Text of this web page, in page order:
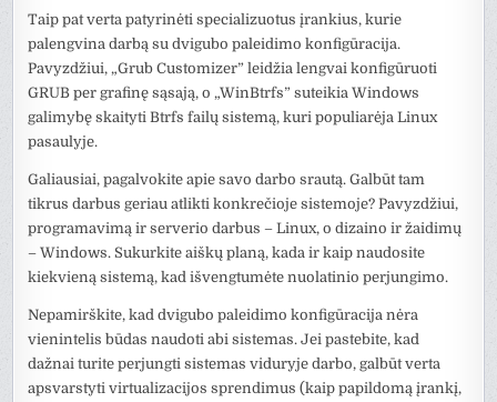
Taip pat verta patyrinėti specializuotus įrankius, kurie
palengvina darbą su dvigubo paleidimo konfigūracija.
Pavyzdžiui, „Grub Customizer” leidžia lengvai konfigūruoti
GRUB per grafinę sąsają, o „WinBtrfs” suteikia Windows
galimybę skaityti Btrfs failų sistemą, kuri populiarėja Linux
pasaulyje.
Galiausiai, pagalvokite apie savo darbo srautą. Galbūt tam
tikrus darbus geriau atlikti konkrečioje sistemoje? Pavyzdžiui,
programavimą ir serverio darbus – Linux, o dizaino ir žaidimų
– Windows. Sukurkite aiškų planą, kada ir kaip naudosite
kiekvieną sistemą, kad išvengtumėte nuolatinio perjungimo.
Nepamirškite, kad dvigubo paleidimo konfigūracija nėra
vienintelis būdas naudoti abi sistemas. Jei pastebite, kad
dažnai turite perjungti sistemas viduryje darbo, galbūt verta
apsvarstyti virtualizacijos sprendimus (kaip papildomą įrankį,